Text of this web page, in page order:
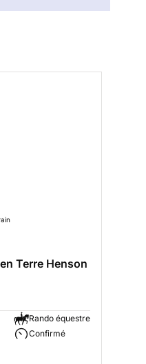
Terre Henson
Rando équestre
Confirmé